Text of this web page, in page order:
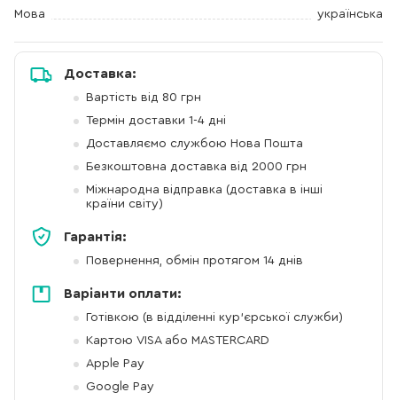
Мова українська
Доставка:
Вартість від 80 грн
Термін доставки 1-4 дні
Доставляємо службою Нова Пошта
Безкоштовна доставка від 2000 грн
Міжнародна відправка (доставка в інші
країни світу)
Гарантія:
Повернення, обмін протягом 14 днів
Варіанти оплати:
Готівкою (в відділенні кур'єрської служби)
Картою VISA або MASTERCARD
Apple Pay
Google Pay